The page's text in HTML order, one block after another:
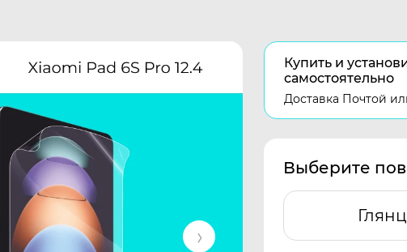
Купить и
самостоятельно
Доставка Почтой
Выберите